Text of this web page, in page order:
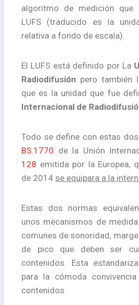
algoritmo de medición que
LUFS (traducido es la
relativa a fondo de escala).
El LUFS está definido por La
Radiodifusión pero también
que es la unidad que fue
Internacional de
Todo se define con estas
BS.1770 de la Unión
128 emitida por la Europea,
de 2014 se equipara a la
Estas dos normas
unos mecanismos de
comunes de sonoridad,
de pico que deben ser
contenidos. Esta
para la cómoda
contenidos.